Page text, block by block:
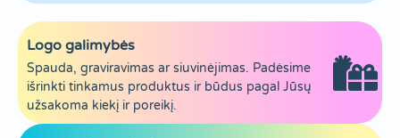
Logo galimybės
Spauda, graviravimas ar siuvinėjimas. Padėsime
išrinkti tinkamus produktus ir būdus pagal Jūsų
užsakoma kiekį ir poreikį.